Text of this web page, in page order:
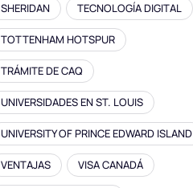
SHERIDAN TECNOLOGÍA DIGITAL
TOTTENHAM HOTSPUR
TRÁMITE DE CAQ
UNIVERSIDADES EN ST. LOUIS
UNIVERSITY OF PRINCE EDWARD ISLAND
VENTAJAS VISA CANADÁ